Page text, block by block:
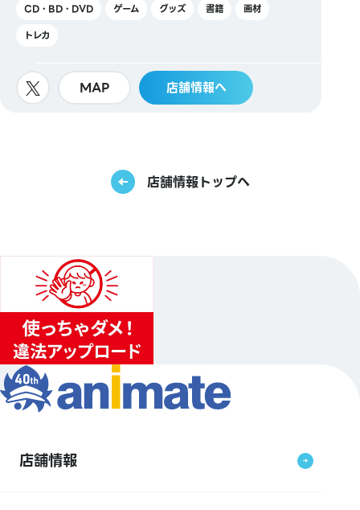
CD・BD・DVD ゲーム グッズ 書籍
画材
トレカ
MAP 店舗情報へ
店舗情報トップへ
店舗情報